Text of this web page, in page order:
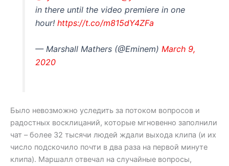
in there until the video premiere in one
hour!https://t.co/m815dY4ZFa
— Marshall Mathers (@Eminem)March 9,
2020
Было невозможно уследить за потоком вопросов и
радостных восклицаний, которые мгновенно заполнили
чат – более 32 тысячи людей ждали выхода клипа (и их
число подскочило почти в два раза на первой минуте
клипа). Маршалл отвечал на случайные вопросы,